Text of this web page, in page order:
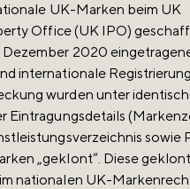
UK-Marken beim UK
Office (UK IPO)
Dezember 2020
internationale
wurden unter
Eintragungsdetails
sowie
„geklont“. Diese
nationalen UK-